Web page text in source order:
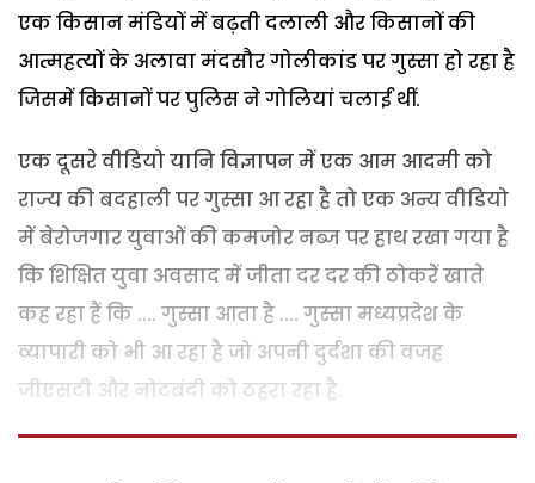
एक किसान मंडियों में बढ़ती दलाली और किसानों की
आत्महत्यों के अलावा मंदसौर गोलीकांड पर गुस्सा हो रहा है
जिसमें किसानों पर पुलिस ने गोलियां चलाईं थीं.
एक दूसरे वीडियो यानि विज्ञापन में एक आम आदमी को
राज्य की बदहाली पर गुस्सा आ रहा है तो एक अन्य वीडियो
में बेरोजगार युवाओं की कमजोर नब्ज पर हाथ रखा गया है
कि शिक्षित युवा अवसाद में जीता दर दर की ठोकरें खाते
कह रहा हैं कि .... गुस्सा आता है .... गुस्सा मध्यप्रदेश के
व्यापारी को भी आ रहा है जो अपनी दुर्दशा की वजह
जीएसटी और नोटबंदी को ठहरा रहा है.